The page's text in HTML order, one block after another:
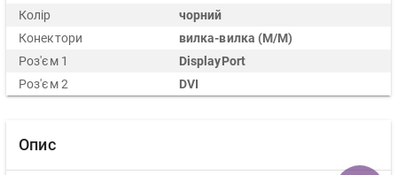
Колір
чорний
Конектори
вилка-вилка (M/M)
Роз'єм 1
DisplayPort
Роз'єм 2
DVI
Опис